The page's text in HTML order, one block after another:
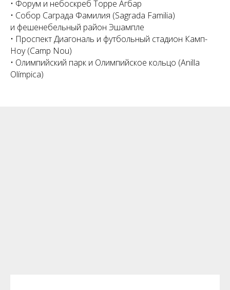
• Форум и небоскреб Торре Агбар
• Собор Саграда Фамилия (Sagrada Familia)
и фешенебельный район Эшампле
• Проспект Диагональ и футбольный стадион Камп-
Ноу (Camp Nou)
• Олимпийский парк и Олимпийское кольцо (Anilla
Olímpica)